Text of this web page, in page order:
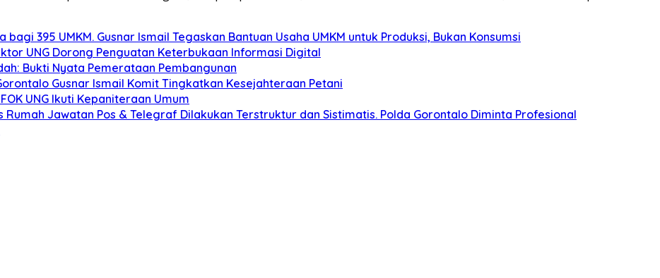
395 UMKM. Gusnar Ismail Tegaskan Bantuan Usaha UMKM untuk Produksi, Bukan Konsumsi
UNG Dorong Penguatan Keterbukaan Informasi Digital
Bukti Nyata Pemerataan Pembangunan
Gusnar Ismail Komit Tingkatkan Kesejahteraan Petani
UNG Ikuti Kepaniteraan Umum
Rumah Jawatan Pos & Telegraf Dilakukan Terstruktur dan Sistimatis. Polda Gorontalo Diminta Profesional